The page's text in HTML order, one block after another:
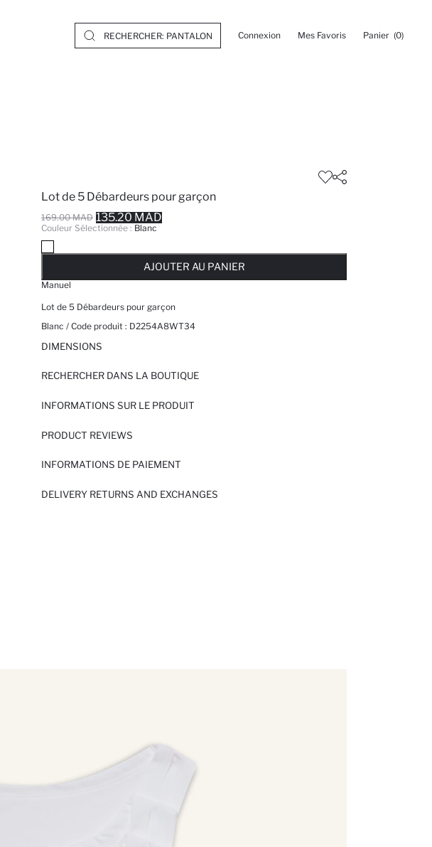
Connexion Mes Favoris Panier (0)
Lot de 5 Débardeurs pour garçon
169.00 MAD 135.20 MAD
Couleur Sélectionnée : Blanc
AJOUTER AU PANIER
Manuel
Lot de 5 Débardeurs pour garçon
Blanc / Code produit : D2254A8WT34
DIMENSIONS
RECHERCHER DANS LA BOUTIQUE
INFORMATIONS SUR LE PRODUIT
PRODUCT REVIEWS
INFORMATIONS DE PAIEMENT
DELIVERY RETURNS AND EXCHANGES